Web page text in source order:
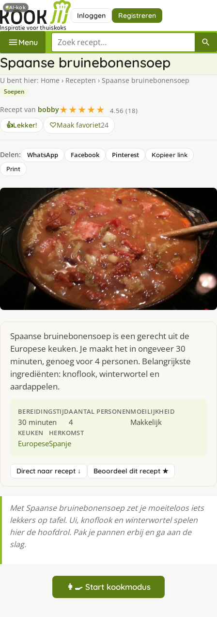
Inloggen Registreren
Menu Zoek een recept
Spaanse bruinebonensoep
U bent hier: Home › Recepten › Spaanse bruinebonensoep
Soepen
Recept van bobby★★★★★
4.56 (18)
👍Lekker! Maak favoriet24
Delen: WhatsApp Facebook Pinterest
Kopieer link
Print
Spaanse bruinebonensoep is een gerecht uit de
Europese keuken. Je maakt het in ongeveer 30
minuten, genoeg voor 4 personen. Belangrijkste
ingrediënten: knoflook, winterwortel en
aardappelen.
BEREIDINGSTIJD
30 minuten
AANTAL PERSONEN
4
MOEILIJKHEID
Makkelijk
KEUKEN
Europese
HERKOMST
Spanje
Direct naar recept ↓ Beoordeel dit recept ★
Met Spaanse bruinebonensoep zet je moeiteloos iets
lekkers op tafel. Ui, knoflook en winterwortel spelen
hier de hoofdrol. Pak je pannen erbij en ga aan de
slag.
👩‍🍳 Start kookmodus
AI-kok